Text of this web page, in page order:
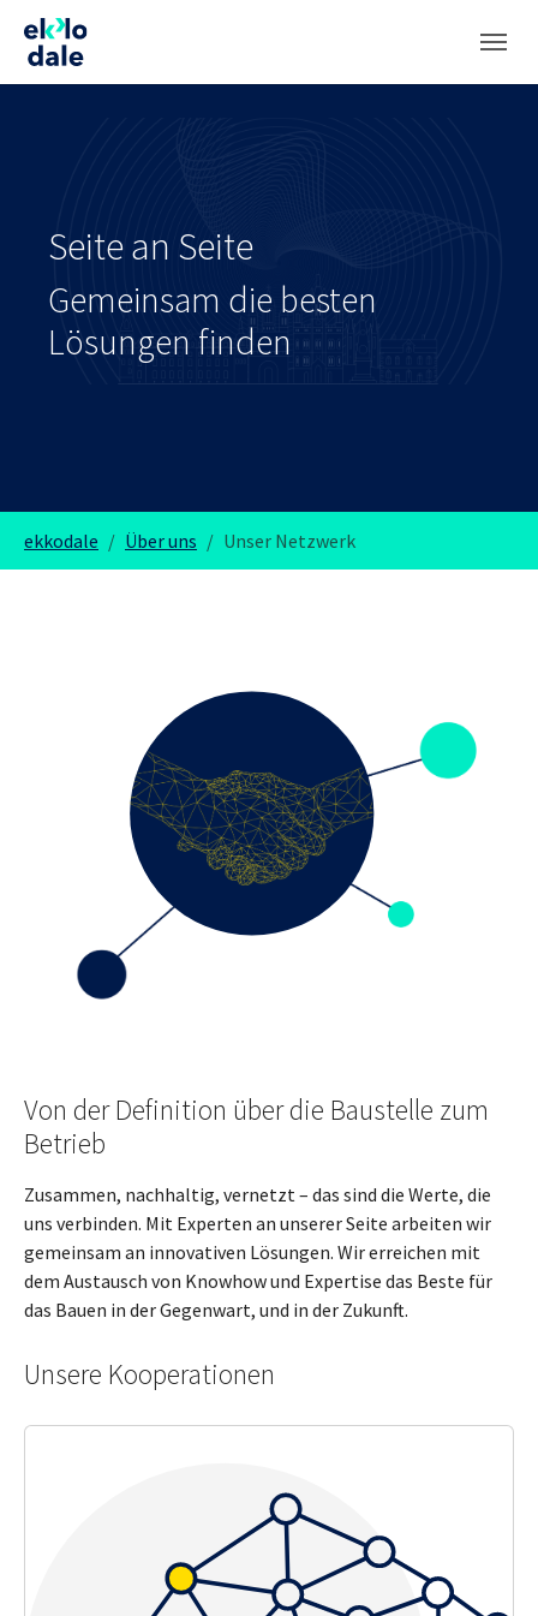
Zum Hauptinhalt springen
Skip to page footer
Seite an Seite
Gemeinsam die besten
Lösungen finden
ekkodale Über uns Unser Netzwerk
Von der Definition über die Baustelle zum
Betrieb
Zusammen, nachhaltig, vernetzt – das sind die Werte, die
uns verbinden. Mit Experten an unserer Seite arbeiten wir
gemeinsam an innovativen Lösungen. Wir erreichen mit
dem Austausch von Knowhow und Expertise das Beste für
das Bauen in der Gegenwart, und in der Zukunft.
Unsere Kooperationen